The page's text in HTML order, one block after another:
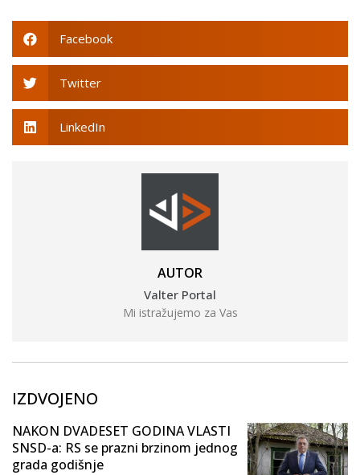
Facebook
Twitter
LinkedIn
AUTOR
Valter Portal
Mi istražujemo za Vas
IZDVOJENO
NAKON DVADESET GODINA VLASTI
SNSD-a: RS se prazni brzinom jednog
grada godišnje